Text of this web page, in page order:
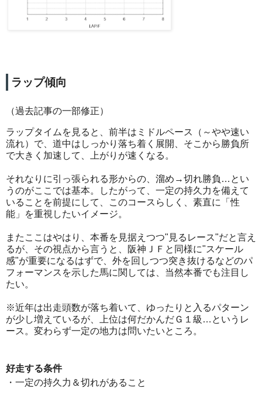
ラップ傾向
（過去記事の一部修正）
ラップタイムを見ると、前半はミドルペース（～やや速い
流れ）で、道中はしっかり落ち着く展開、そこから勝負所
で大きく加速して、上がりが速くなる。
それなりに引っ張られる形からの、溜め→切れ勝負…とい
うのがここでは基本。したがって、一定の持久力を備えて
いることを前提にして、このコースらしく、素直に「性
能」を重視したいイメージ。
またここはやはり、本番を見据えつつ"見るレース"だと言え
るが、その視点から言うと、阪神ＪＦと同様に"スケール
感"が重要になるはずで、外を回しつつ突き抜けるなどのパ
フォーマンスを示した馬に関しては、当然本番でも注目し
たい。
※近年は出走頭数が落ち着いて、ゆったりと入るパターン
が少し増えているが、上位は何だかんだＧ１級…というレ
ース。変わらず一定の地力は問いたいところ。
好走する条件
・一定の持久力＆切れがあること